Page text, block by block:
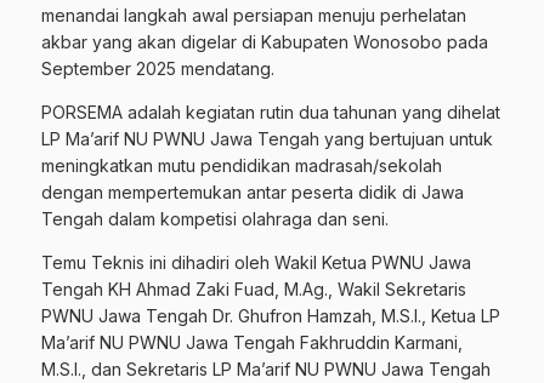
menandai langkah awal persiapan menuju perhelatan
akbar yang akan digelar di Kabupaten Wonosobo pada
September 2025 mendatang.
PORSEMA adalah kegiatan rutin dua tahunan yang dihelat
LP Ma’arif NU PWNU Jawa Tengah yang bertujuan untuk
meningkatkan mutu pendidikan madrasah/sekolah
dengan mempertemukan antar peserta didik di Jawa
Tengah dalam kompetisi olahraga dan seni.
Temu Teknis ini dihadiri oleh Wakil Ketua PWNU Jawa
Tengah KH Ahmad Zaki Fuad, M.Ag., Wakil Sekretaris
PWNU Jawa Tengah Dr. Ghufron Hamzah, M.S.I., Ketua LP
Ma’arif NU PWNU Jawa Tengah Fakhruddin Karmani,
M.S.I., dan Sekretaris LP Ma’arif NU PWNU Jawa Tengah